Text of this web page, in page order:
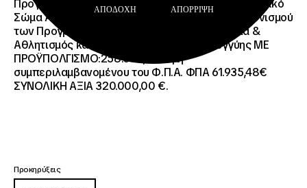
Προγράμματος European Solidarity Corps (Ευρωπαϊκό
Σώμα Αλληλεγγύης) της Εθνικής Μονάδας Συντονισμού
των Προγραμμάτων Erasmus+/Τομέας Νεολαία &
Αθλητισμός και Ευρωπαϊκό Σώμα Αλληλεγγύης ΜΕ
ΠΡΟΫΠΟΛΓΙΣΜΟ:258.064,52 € μη
συμπεριλαμβανομένου του Φ.Π.Α. ΦΠΑ 61.935,48€
ΣΥΝΟΛΙΚΗ ΑΞΙΑ 320.000,00 €.
Προκηρύξεις
ΑΠΟΔΟΧΉ ΑΠΌΡΡΙΨΗ